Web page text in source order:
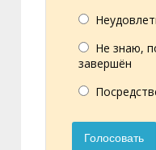
Не знаю,
завершён
Голосовать